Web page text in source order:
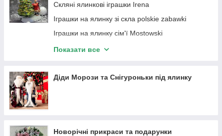
Скляні ялинкові іграшки Irena
Іграшки на ялинку зі скла polskie zabawki
Іграшки на ялинку сім'ї Mostowski
Іграшки на ялинку Snegka Poland
Стеклянные елочные игрушки Элита
Показати все
Діди Морози та Снігуроньки під ялинку
Новорічні прикраси та подарунки